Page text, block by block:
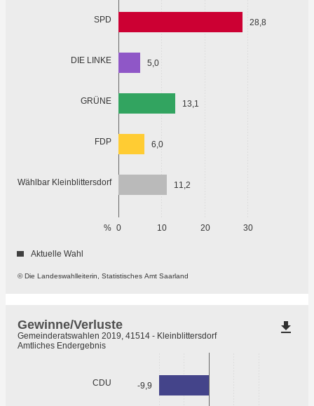
SPD
DIE LINKE
GRÜNE
FDP
Wählbar Kleinblittersdorf
0 10 20 30
%
28,8
5,0
13,1
6,0
11,2
© Die Landeswahlleiterin, Statistisches Amt Saarland
Aktuelle Wahl
CDU -9,9
Gewinne/Verluste
Gemeinderatswahlen 2019, 41514 - Kleinblittersdorf
Amtliches Endergebnis
file_download